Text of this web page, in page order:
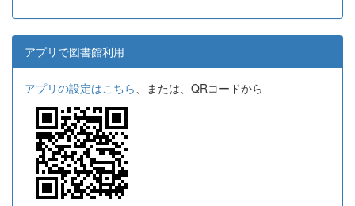
アプリで図書館利用
アプリの設定はこちら、または、QRコードから